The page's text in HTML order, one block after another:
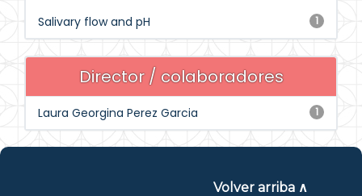
1
Salivary flow and pH
Director / colaboradores
1
Laura Georgina Perez Garcia
Volver arriba ∧